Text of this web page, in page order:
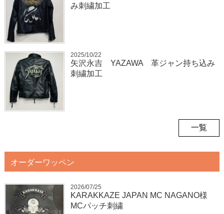
み刺繍加工
2025/10/22
矢沢永吉 YAZAWA 革ジャン持ち込み
刺繍加工
一覧
オーダーワッペン
2026/07/25
KARAKKAZE JAPAN MC NAGANO様
MCパッチ刺繍